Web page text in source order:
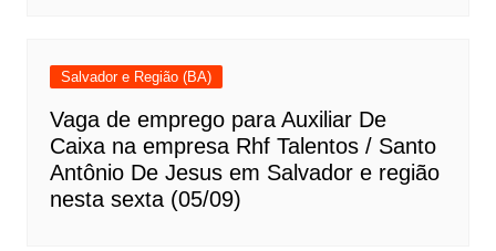
Salvador e Região (BA)
Vaga de emprego para Auxiliar De
Caixa na empresa Rhf Talentos / Santo
Antônio De Jesus em Salvador e região
nesta sexta (05/09)